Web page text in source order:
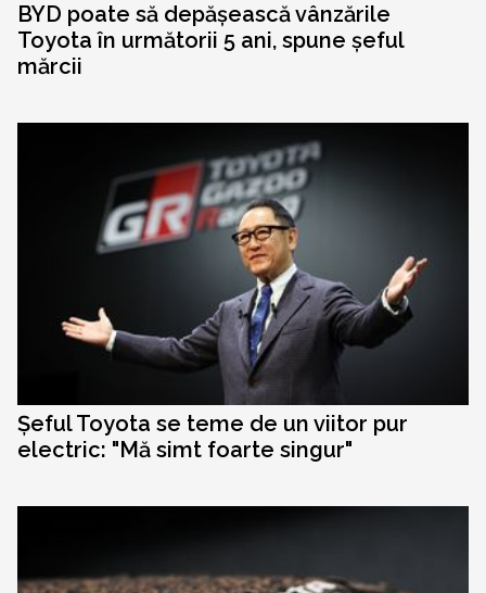
BYD poate să depășească vânzările
Toyota în următorii 5 ani, spune șeful
mărcii
Șeful Toyota se teme de un viitor pur
electric: "Mă simt foarte singur"